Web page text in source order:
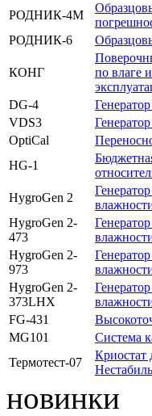
РОДНИК-4М
РОДНИК-6
КОНГ
по влаге
DG-4
VDS3
OptiCal
HG-1
HygroGen 2
HygroGen 2-
473
HygroGen 2-
973
HygroGen 2-
373LHX
FG-431
MG101
Система
Термотест-07
Криостат
новинки